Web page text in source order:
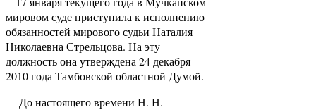
мировом суде приступила к исполнению
обязанностей мирового судьи Наталия
Николаевна Стрельцова. На эту
должность она утверждена 24 декабря
2010 года Тамбовской областной Думой.
До настоящего времени Н. Н.